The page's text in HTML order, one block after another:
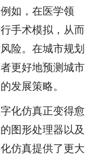
如，在医学领
手术模拟，从而
险。在城市规划
更好地预测城市
发展策略。
化仿真正变得愈
图形处理器以及
仿真提供了更大